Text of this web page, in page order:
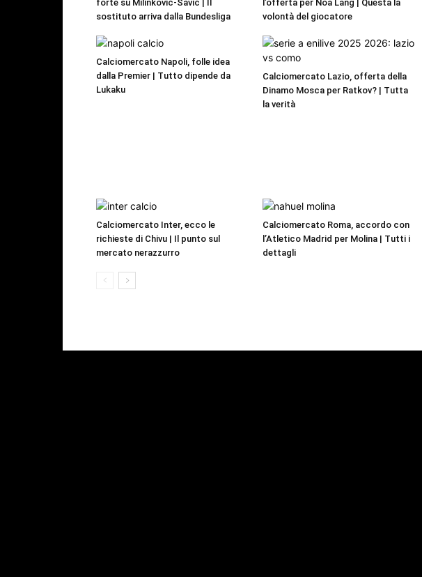
forte su Milinković-Savić | Il
sostituto arriva dalla Bundesliga
l’offerta per Noa Lang | Questa la
volontà del giocatore
Calciomercato Napoli, folle idea
dalla Premier | Tutto dipende da
Lukaku
Calciomercato Lazio, offerta della
Dinamo Mosca per Ratkov? | Tutta
la verità
Calciomercato Inter, ecco le
richieste di Chivu | Il punto sul
mercato nerazzurro
Calciomercato Roma, accordo con
l’Atletico Madrid per Molina | Tutti i
dettagli